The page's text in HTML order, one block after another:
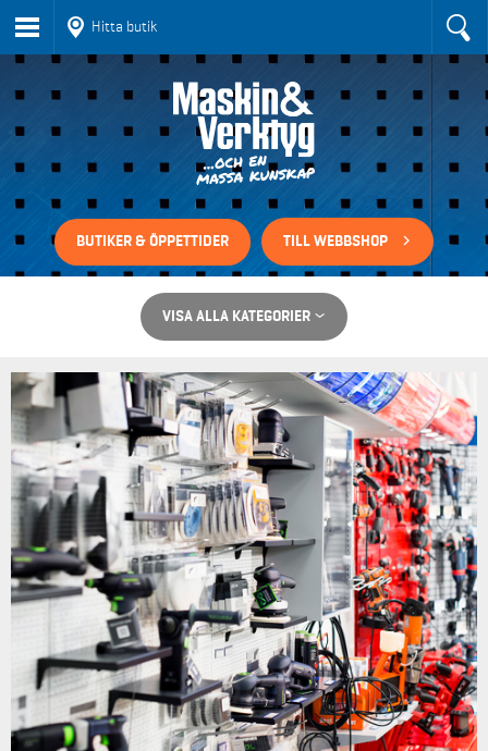
Hitta butik
BUTIKER & ÖPPETTIDER TILL WEBBSHOP
VISA ALLA KATEGORIER